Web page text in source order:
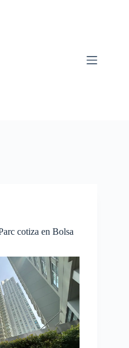
cotiza en Bolsa